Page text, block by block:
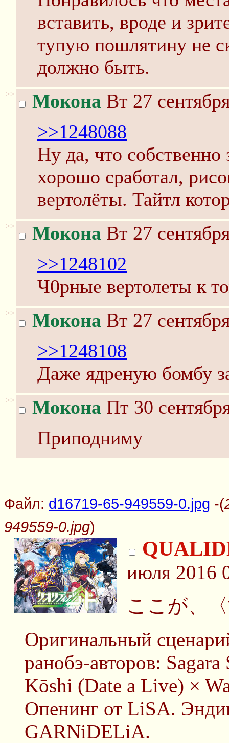
вставить, вроде и
тупую пошлятину не
должно быть.
>> Мокона Вт 27
>>1248088
Ну да, что собственно
хорошо сработал,
вертолёты. Тайтл
>> Мокона Вт 27
>>1248102
Ч0рные вертолеты к
>> Мокона Вт 27
>>1248108
Даже ядреную бомбу
>> Мокона Пт 30
Приподниму
Файл: d16719-65-949559-0.jpg -(
949559-0.jpg)
июля 2016
ここが、
Оригинальный
ранобэ-авторов:
Kōshi (Date a Live) ×
Опенинг от LiSA.
GARNiDELiA.